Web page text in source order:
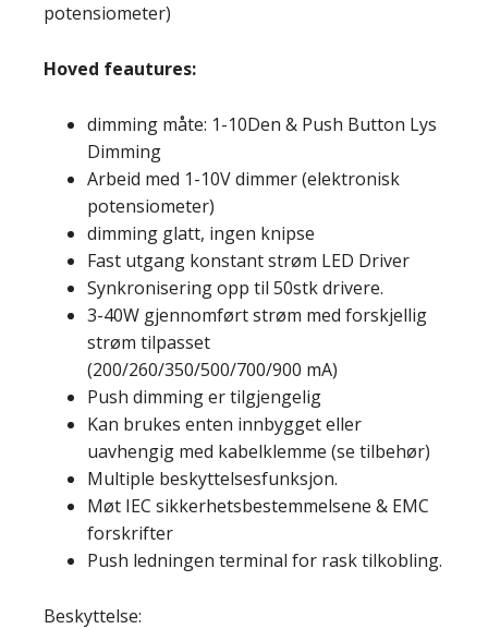
potensiometer)
Hoved feautures:
dimming måte: 1-10Den & Push Button Lys
Dimming
Arbeid med 1-10V dimmer (elektronisk
potensiometer)
dimming glatt, ingen knipse
Fast utgang konstant strøm LED Driver
Synkronisering opp til 50stk drivere.
3-40W gjennomført strøm med forskjellig
strøm tilpasset
(200/260/350/500/700/900 mA)
Push dimming er tilgjengelig
Kan brukes enten innbygget eller
uavhengig med kabelklemme (se tilbehør)
Multiple beskyttelsesfunksjon.
Møt IEC sikkerhetsbestemmelsene & EMC
forskrifter
Push ledningen terminal for rask tilkobling.
Beskyttelse: